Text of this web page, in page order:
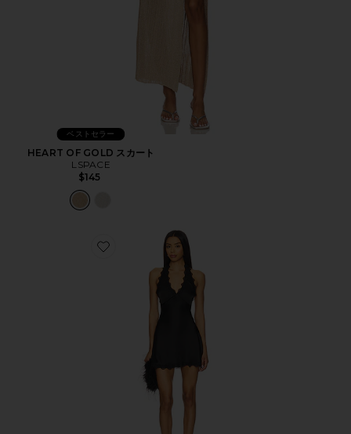
ベストセラー
HEART OF GOLD スカート
LSPACE
$145
Favorite STARS ALIGN ドレス